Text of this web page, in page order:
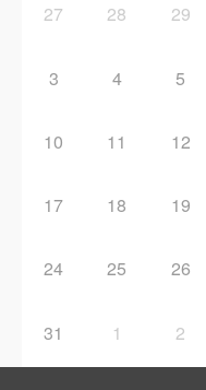
27 28 29
3 4 5
10 11 12
17 18 19
24 25 26
31 1 2